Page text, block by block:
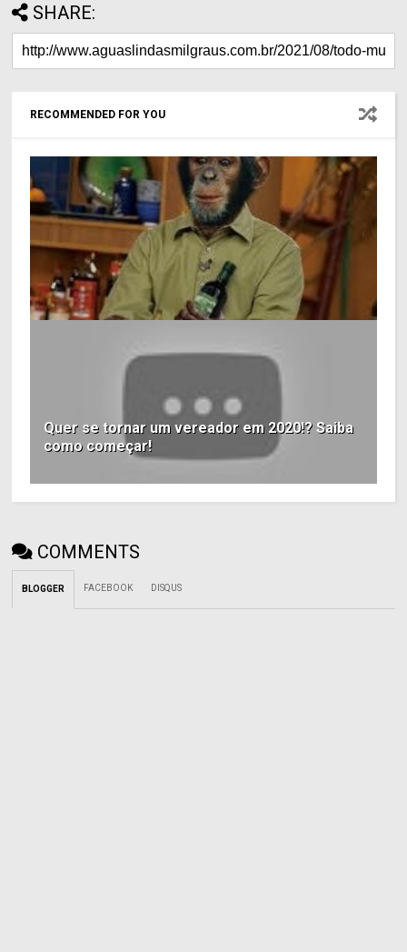
SHARE:
RECOMMENDED FOR YOU
Quer se tornar um vereador em 2020!? Saiba
como começar!
COMMENTS
BLOGGER FACEBOOK DISQUS